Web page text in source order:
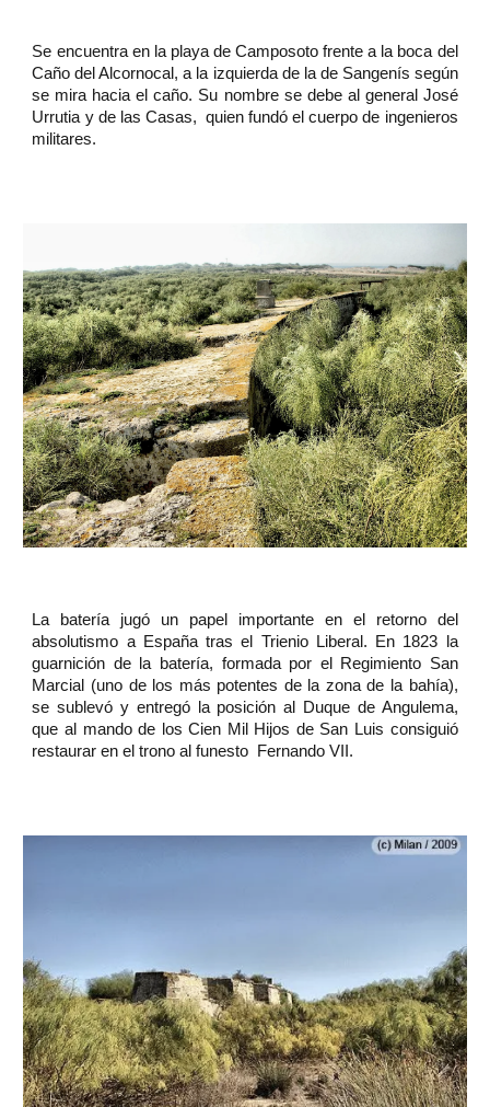
Se encuentra en la playa de Camposoto frente a la boca del
Caño del Alcornocal, a la izquierda de la de Sangenís según
se mira hacia el caño. Su nombre se debe al general José
Urrutia y de las Casas, quien fundó el cuerpo de ingenieros
militares.
La batería jugó un papel importante en el retorno del
absolutismo a España tras el Trienio Liberal. En 1823 la
guarnición de la batería, formada por el Regimiento San
Marcial (uno de los más potentes de la zona de la bahía),
se sublevó y entregó la posición al Duque de Angulema,
que al mando de los Cien Mil Hijos de San Luis consiguió
restaurar en el trono al funesto Fernando VII.